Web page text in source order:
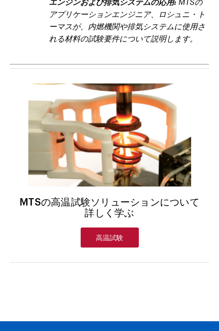
アプリケーションエンジニア、ロシュニ・ト
ーマスが、内燃機関や排気システムに使用さ
れる材料の試験要件について説明します。
MTSの高温試験ソリューションについて
詳しく学ぶ
高温試験